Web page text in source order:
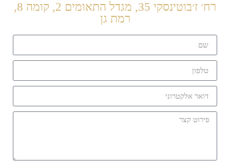
רח׳ ז׳בוטינסקי 35, מגדל התאומים 2, קומה 8,
רמת גן